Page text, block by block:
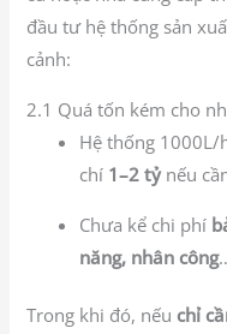
đầu tư hệ thống sản
cảnh:
2.1 Quá tốn kém cho
Hệ thống
chí 1–2 tỷnếu
Chưa kể chi phí
năng, nhân công
Trong khi đó, nếu chỉ